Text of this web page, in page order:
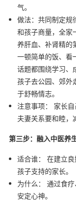
气。
做法：共同制定规
和孩子商量，全家
养肝血、补肾精的
一顿简单的饭、看
话题都围绕学习、
孩子去公园、郊外
于舒畅情志。
注意事项： 家长
夫妻关系要和睦，
第三步：融入中医养
适合谁： 在建立
孩子支持的家长。
为什么： 通过食
安定心神。